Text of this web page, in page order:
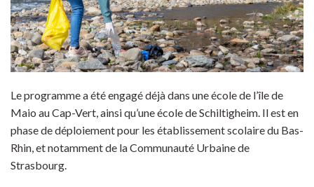
Le programme a été engagé déjà dans une école de l’île de
Maio au Cap-Vert, ainsi qu’une école de Schiltigheim. Il est en
phase de déploiement pour les établissement scolaire du Bas-
Rhin, et notamment de la Communauté Urbaine de
Strasbourg.